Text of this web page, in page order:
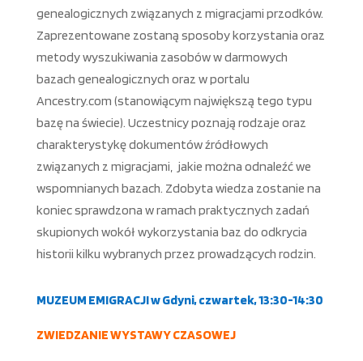
genealogicznych związanych z migracjami przodków.
Zaprezentowane zostaną sposoby korzystania oraz
metody wyszukiwania zasobów w darmowych
bazach genealogicznych oraz w portalu
Ancestry.com (stanowiącym największą tego typu
bazę na świecie). Uczestnicy poznają rodzaje oraz
charakterystykę dokumentów źródłowych
związanych z migracjami, jakie można odnaleźć we
wspomnianych bazach. Zdobyta wiedza zostanie na
koniec sprawdzona w ramach praktycznych zadań
skupionych wokół wykorzystania baz do odkrycia
historii kilku wybranych przez prowadzących rodzin.
MUZEUM EMIGRACJI w Gdyni, czwartek, 13:30-14:30
ZWIEDZANIE WYSTAWY CZASOWEJ